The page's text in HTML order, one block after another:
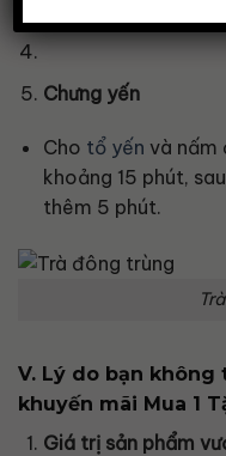
Chưng yến
Cho tổ yến và nấm
khoảng 15 phút,
thêm 5 phút.
V. Lý do bạn
khuyến mãi Mua 1
Giá trị sản phẩm